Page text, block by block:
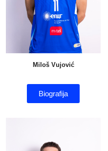
Miloš Vujović
Biografija